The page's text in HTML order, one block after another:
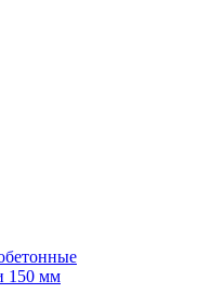
150 мм